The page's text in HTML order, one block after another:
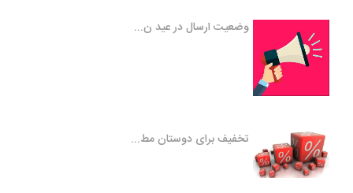
وضعیت ارسال در عید ن...
تخفیف برای دوستان مط...